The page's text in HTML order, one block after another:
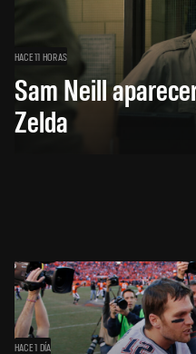
HACE 11 HORAS
Sam Neill
Zelda
HACE 1 DÍA